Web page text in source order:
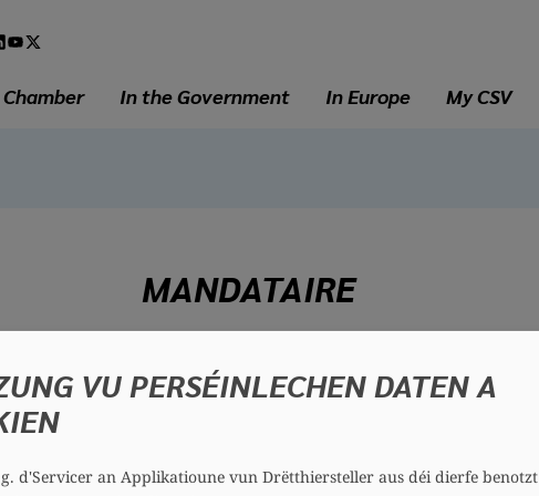
In the Government In Europe My CSV
MANDATAIRE
Thierry SCHUMAN
VU PERSÉINLECHEN DATEN A
d'Servicer an Applikatioune vun Drëtthiersteller aus déi dierfe benotzt